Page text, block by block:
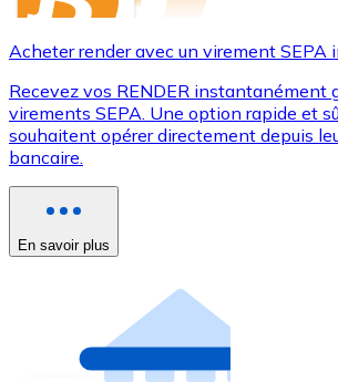
Acheter render avec un virement SEPA
Recevez vos RENDER instantanément
virements SEPA. Une option rapide et
souhaitent opérer directement depuis
bancaire.
En savoir plus